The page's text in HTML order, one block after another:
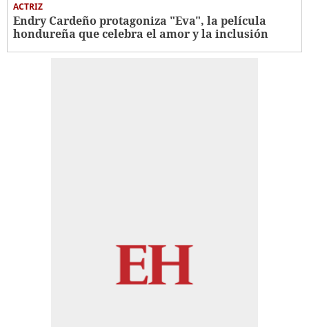
ACTRIZ
Endry Cardeño protagoniza "Eva", la película
hondureña que celebra el amor y la inclusión